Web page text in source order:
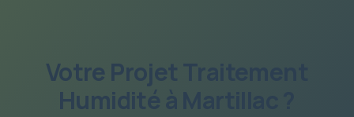
Votre Projet
Humidité